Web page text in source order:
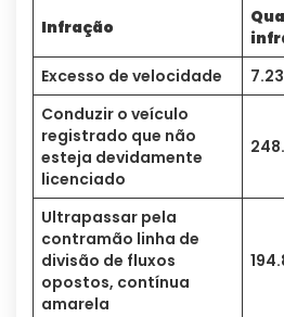
Infração
Excesso de velocidade
Conduzir o veículo
registrado que não
esteja devidamente
licenciado
Ultrapassar pela
contramão linha de
divisão de fluxos
opostos, contínua
amarela